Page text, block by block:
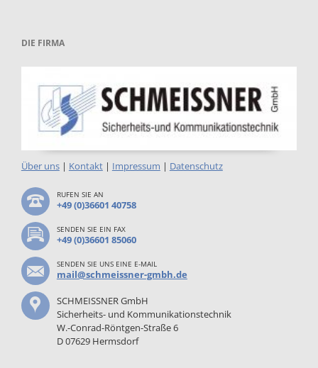
DIE FIRMA
Über uns| Kontakt| Impressum | Datenschutz
RUFEN SIE AN
+49 (0)36601 40758
SENDEN SIE EIN FAX
+49 (0)36601 85060
SENDEN SIE UNS EINE E-MAIL
mail@schmeissner-gmbh.de
SCHMEISSNER GmbH
Sicherheits- und Kommunikationstechnik
W.-Conrad-Röntgen-Straße 6
D 07629 Hermsdorf